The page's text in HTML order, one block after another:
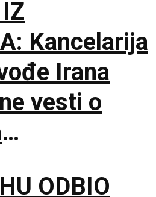
Kancelarija
Irana
vesti o
ODBIO